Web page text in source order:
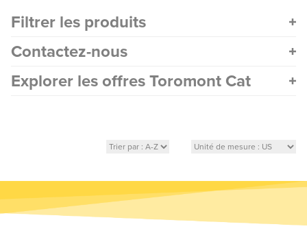
Filtrer les produits
Contactez-nous
Explorer les offres Toromont Cat